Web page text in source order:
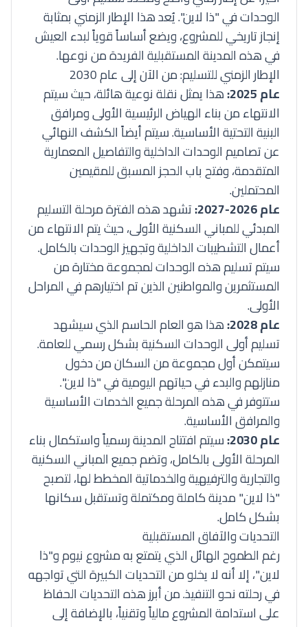
الوحدات في "ذا لاين". يُعد هذا الإطار الزمني بمثابة
إنجاز تاريخي للمشروع، ويضع أساساً قوياً لبدء العيش
في هذه المدينة المستقبلية الفريدة من نوعها.
الإطار الزمني للتسليم: من الآن إلى عام 2030
عام 2025:
هذا يمثل نقلة نوعية هائلة، حيث سيتم
الانتهاء من بناء الهياض الرئيسية الأولى ومرافق
البنية التحتية الأساسية. سيتم أيضاً الكشف النهائي
عن تصاميم الوحدات الداخلية والتفاصيل المعمارية
المتقدمة، وفتح باب الحجز المسبق للمقيمين
المحتملين.
عام 2026-2027:
تشهد هذه الفترة مرحلة التسليم
المبدئي للمباني السكنية الأولى، حيث يتم الانتهاء من
أعمال التشطيبات الداخلية وتجهيز الوحدات بالكامل.
سيتم تسليم هذه الوحدات لمجموعة مختارة من
المستثمرين والمواطنين الذين تم اختيارهم في المراحل
الأولى.
عام 2028:
هذا هو العام الحاسم الذي سيشهد
تسليم أولى الوحدات السكنية بشكل رسمي للعامة.
سيتمكن أول مجموعة من السكان من دخول
منازلهم والبدء في حياتهم اليومية في "ذا لاين".
ستتوفر في هذه المرحلة جميع الخدمات الأساسية
والمرافق الأساسية.
عام 2030:
سيتم افتتاح المدينة رسمياً واستكمال بناء
المرحلة الأولى بالكامل، وتضم جميع المباني السكنية
والتجارية والترفيهية والخدماتية المخطط لها، لتصبح
"ذا لاين" مدينة كاملة ومكتملة وتستقبل سكانها
بشكل كامل.
التحديات والآفاق المستقبلية
رغم الطموح الهائل الذي يتمتع به مشروع نيوم و"ذا
لاين"، إلا أنه لا يخلو من التحديات الكبيرة التي تواجهه
في رحلته نحو التنفيذ. من أبرز هذه التحديات الحفاظ
على استدامة المشروع مالياً وتقنياً، بالإضافة إلى